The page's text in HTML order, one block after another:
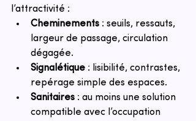
l’attractivité :
Cheminements : seuils, ressauts,
largeur de passage, circulation
dégagée.
Signalétique : lisibilité, contrastes,
repérage simple des espaces.
Sanitaires : au moins une solution
compatible avec l’occupation